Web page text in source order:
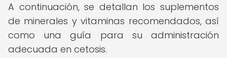
A continuación, se detallan los suplementos
de minerales y vitaminas recomendados, así
como una guía para su administración
adecuada en cetosis.